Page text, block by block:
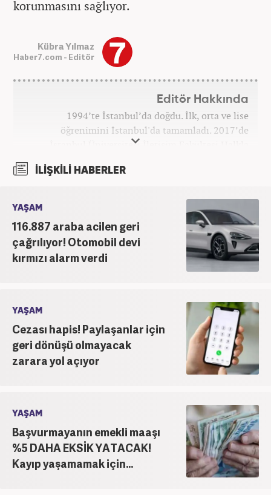
korunmasını sağlıyor.
Kübra Yılmaz
Haber7.com - Editör
Editör Hakkında
1994’te İstanbul’da doğdu. İlk, orta ve lise
öğrenimini İstanbul'da tamamladı. 2017’de
İstanbul Üniversitesi İletişim Fakültesi Halkla
2017’den beri Kanal7 Medya Grubu’na bağlı
etmektedir.
İLİŞKİLİ HABERLER
YAŞAM
116.887 araba acilen geri
çağrılıyor! Otomobil devi
kırmızı alarm verdi
YAŞAM
Cezası hapis! Paylaşanlar için
geri dönüşü olmayacak
zarara yol açıyor
YAŞAM
Başvurmayanın emekli maaşı
%5 DAHA EKSİK YATACAK!
Kayıp yaşamamak için...